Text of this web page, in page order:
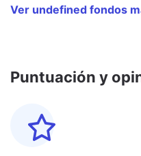
Ver undefined fondos
Puntuación y